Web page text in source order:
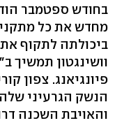
בחודש ספטמבר
מחדש את כל
ביכולתה לתקוף
וושינגטון תמשיך
פיונגיאנג. צפון
הנשק הגרעיני
והאויבת השכנה